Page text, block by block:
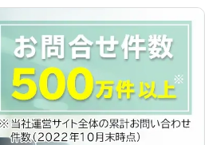
す。例えば○○○○円～といったよう
な料金表示ですと、HPの表示金額よ
りも見積りが跳ね上がることが考えら
れます。いざ作業が終了してみたら、
とんでもない額を請求されてしまうな
んてこともあるのです。 「料金表示
が明確な業者に依頼したい」 弊社は
正確な見積り金額をお客様に提示して